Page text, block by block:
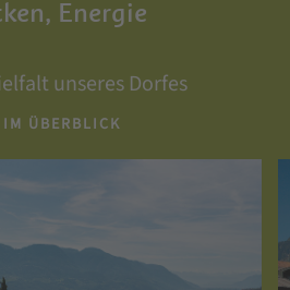
Energie
unseres Dorfes
ÜBERBLICK